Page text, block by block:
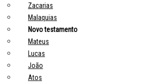
Zacarias
Malaquias
Novo testamento
Mateus
Lucas
João
Atos